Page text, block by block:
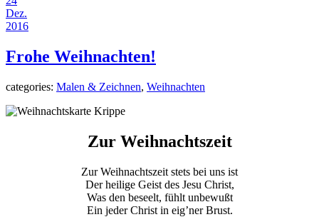
Dez.
2016
Frohe Weihnachten!
categories: Malen & Zeichnen, Weihnachten
Zur Weihnachtszeit
Zur Weihnachtszeit stets bei uns ist
Der heilige Geist des Jesu Christ,
Was den beseelt, fühlt unbewußt
Ein jeder Christ in eig’ner Brust.